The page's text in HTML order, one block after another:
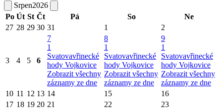
Srpen2026
Po Út St Čt Pá So
Ne
27 28 29 30 31 1 2
3 4 5 6
7
1
Svatovavřinecké
hody Vojkovice
Zobrazit všechny
záznamy ze dne
8
1
Svatovavřinecké
hody Vojkovice
Zobrazit všechny
záznamy ze dne
9
1
Svatovavřinecké
hody Vojkovice
Zobrazit všechny
záznamy ze dne
10 11 12 13 14 15
16
17 18 19 20 21 22 23